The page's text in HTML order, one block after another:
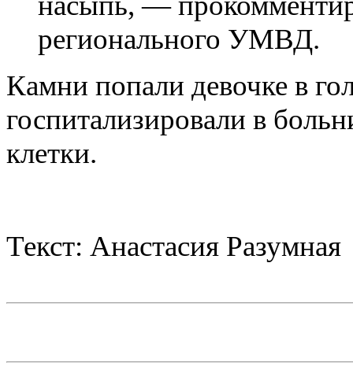
регионального УМВД.
Камни попали девочке в
госпитализировали в
клетки.
Текст: Анастасия Разумная